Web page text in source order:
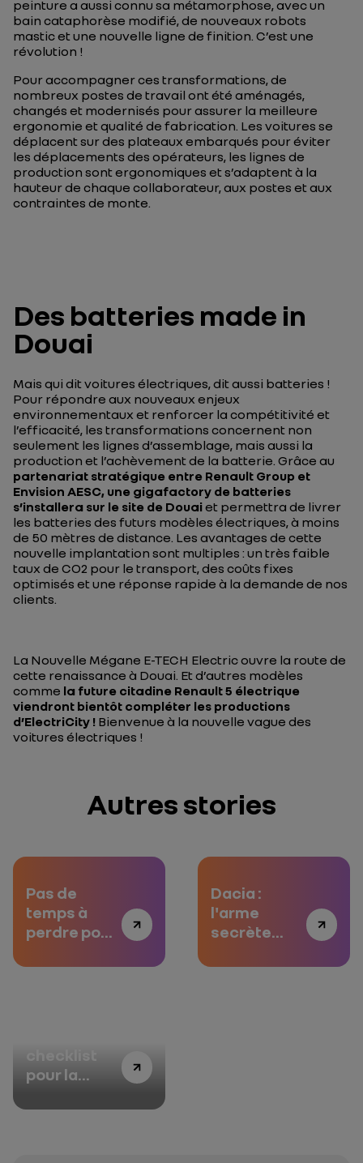
peinture a aussi connu sa métamorphose, avec un
bain cataphorèse modifié, de nouveaux robots
mastic et une nouvelle ligne de finition. C’est une
révolution !
Pour accompagner ces transformations, de
nombreux postes de travail ont été aménagés,
changés et modernisés pour assurer la meilleure
ergonomie et qualité de fabrication. Les voitures se
déplacent sur des plateaux embarqués pour éviter
les déplacements des opérateurs, les lignes de
production sont ergonomiques et s’adaptent à la
hauteur de chaque collaborateur, aux postes et aux
contraintes de monte.
Des batteries made in
Douai
Mais qui dit voitures électriques, dit aussi batteries !
Pour répondre aux nouveaux enjeux
environnementaux et renforcer la compétitivité et
l’efficacité, les transformations concernent non
seulement les lignes d’assemblage, mais aussi la
production et l’achèvement de la batterie. Grâce au
partenariat stratégique entre Renault Group et
Envision AESC, une gigafactory de batteries
s’installera sur le site de Douaiet permettra de livrer
les batteries des futurs modèles électriques, à moins
de 50 mètres de distance. Les avantages de cette
nouvelle implantation sont multiples : un très faible
taux de CO2 pour le transport, des coûts fixes
optimisés et une réponse rapide à la demande de nos
clients.
La Nouvelle Mégane E-TECH Electric ouvre la route de
cette renaissance à Douai. Et d’autres modèles
comme la future citadine Renault 5 électrique
viendront bientôt compléter les productions
d’ElectriCity ! Bienvenue à la nouvelle vague des
voitures électriques !
Autres stories
Pas de
temps à
perdre pour
Dacia :
l'arme
secrète
égratinures
pour la
vacances